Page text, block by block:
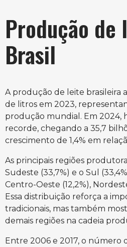
Produção de
Brasil
A produção de leite brasileira
de litros em 2023,
produção mundial. Em 2024,
recorde, chegando a 35,7
crescimento de 1,4% em
As principais regiões
Sudeste (33,7%) e o Sul
Centro-Oeste (12,2%),
Essa distribuição reforça a
tradicionais, mas também
demais regiões na cadeia
Entre 2006 e 2017, o número